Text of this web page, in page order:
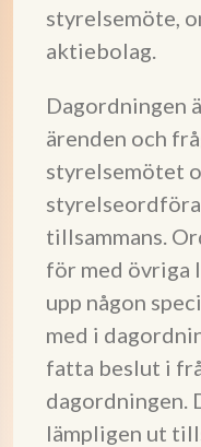
styrelsemöte,
aktiebolag.
Dagordningen
ärenden och
styrelsemötet
tillsammans.
för med övriga
upp någon
med i
fatta beslut i
dagordningen.
lämpligen ut